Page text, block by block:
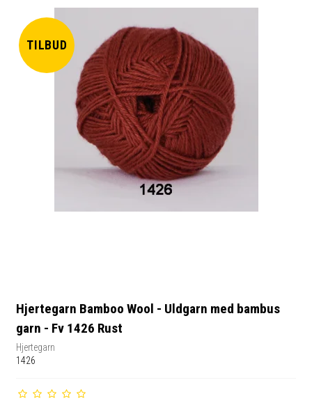
TILBUD
Hjertegarn Bamboo Wool - Uldgarn med bambus
garn - Fv 1426 Rust
Hjertegarn
1426